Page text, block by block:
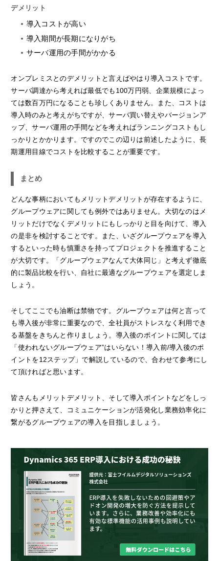
デメリット
導入コストが高い
導入期間が長期になりがち
サーバ運用の手間がかかる
オンプレミスとのデメリットと言えばやはり導入コストです。
サーバ調達から考えれば最低でも100万円弱、企業規模によっ
ては数百万円になることも珍しくありません。また、コストは
導入時のみと考えがちですが、サーバ買い替えやバージョンア
ップ、サーバ運用の手間などを考えればランニングコストもし
っかりとかかります。ですのでこの辺りは前述したように、長
期運用目線でコストを比較することが重要です。
まとめ
どんな事柄においてもメリットデメリットが存在するように、
グループウェアに関しても例外ではありません。大切なのはメ
リットだけでなくデメリットにもしっかりと目を向けて、導入
の是非を検討することです。また、いざグループウェアを導入
するといった時も慎重さを持ってプロジェクトを推進すること
が大切です。「グループウェアなんて大体同じ」と考えず徹底
的に製品比較を行い、自社に最適なグループウェアを選定しま
しょう。
そしてここでも油断は禁物です。グループウェアは何と言って
も導入後が非常に重要なので、全社員がストレスなく利用でき
る基盤をきちんと作りましょう。導入後のポイントに関しては
「使われないグループウェア”はいらない！導入前/導入後のポ
イントを12ステップ」で解説しているので、合わせて参考にし
て頂ければと思います。
皆さんもメリットデメリット、そして導入ポイントなどをしっ
かりと押さえて、コミュニケーションが活発化し業務効率化に
繋がるグループウェアの導入を目指しましょう。